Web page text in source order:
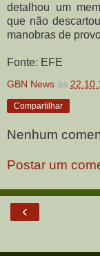
detalhou um
que não
manobras de
Fonte: EFE
GBN News às
Compartilhar
Nenhum
Postar um
‹